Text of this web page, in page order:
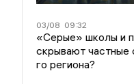
03/08 09:32
«Серые» школы и
скрывают частные
го региона?